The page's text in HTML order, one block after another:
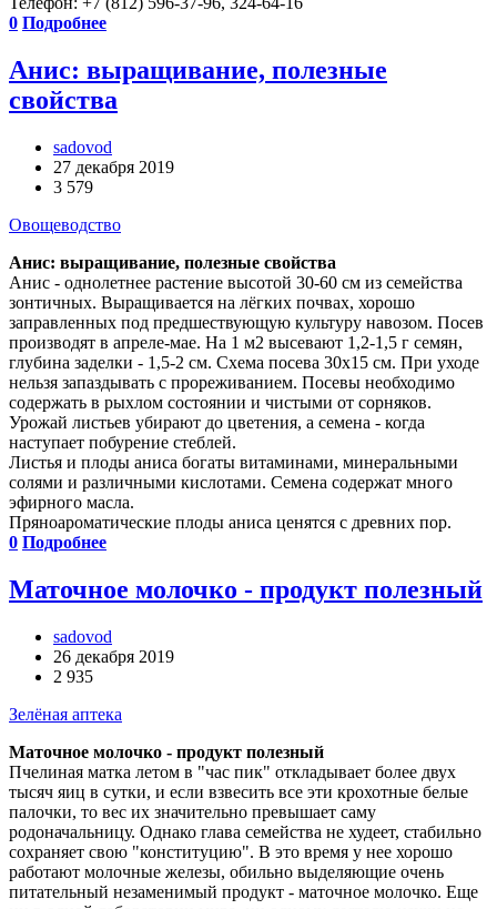
0 Подробнее
Анис: выращивание, полезные
свойства
sadovod
27 декабря 2019
3 579
Овощеводство
Анис: выращивание, полезные свойства
Анис - однолетнее растение высотой 30-60 см из семейства
зонтичных. Выращивается на лёгких почвах, хорошо
заправленных под предшествующую культуру навозом. Посев
производят в апреле-мае. На 1 м2 высевают 1,2-1,5 г семян,
глубина заделки - 1,5-2 см. Схема посева 30x15 см. При уходе
нельзя запаздывать с прореживанием. Посевы необходимо
содержать в рыхлом состоянии и чистыми от сорняков.
Урожай листьев убирают до цветения, а семена - когда
наступает побурение стеблей.
Листья и плоды аниса богаты витаминами, минеральными
солями и различными кислотами. Семена содержат много
эфирного масла.
Пряноароматические плоды аниса ценятся с древних пор.
0 Подробнее
Маточное молочко - продукт полезный
sadovod
26 декабря 2019
2 935
Зелёная аптека
Маточное молочко - продукт полезный
Пчелиная матка летом в "час пик" откладывает более двух
тысяч яиц в сутки, и если взвесить все эти крохотные белые
палочки, то вес их значительно превышает саму
родоначальницу. Однако глава семейства не худеет, стабильно
сохраняет свою "конституцию". В это время у нее хорошо
работают молочные железы, обильно выделяющие очень
питательный незаменимый продукт - маточное молочко. Еще